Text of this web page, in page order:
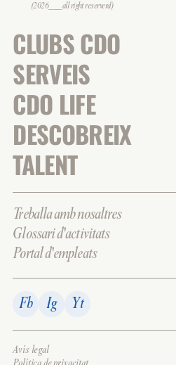
(2026___all right reserverd)
CLUBS CDO
SERVEIS
CDO LIFE
DESCOBREIX
TALENT
Treballa amb nosaltres
Glossari d'activitats
Portal d'empleats
Fb Ig Yt
Avís legal